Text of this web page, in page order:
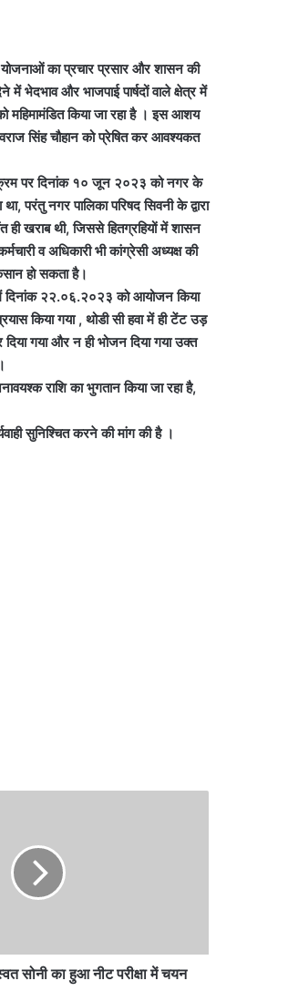
योजनाओं का प्रचार प्रसार और शासन की
भेदभाव और भाजपाई पार्षदों वाले क्षेत्र में
किया जा रहा है । इस आशय
सिंह चौहान को प्रेषित कर आवश्यकत
पर दिनांक १० जून २०२३ को नगर के
परंतु नगर पालिका परिषद सिवनी के द्वारा
ही खराब थी, जिससे हितग्रहियों में शासन
व अधिकारी भी कांग्रेसी अध्यक्ष की
हो सकता है।
दिनांक २२.०६.२०२३ को आयोजन किया
किया गया , थोडी सी हवा में ही टेंट उड़
गया और न ही भोजन दिया गया उक्त
राशि का भुगतान किया जा रहा है,
सुनिश्चित करने की मांग की है ।
सोनी का हुआ नीट परीक्षा में चयन